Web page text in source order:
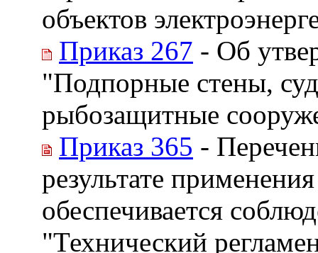
объектов
Приказ 267 - Об
"Подпорные стены,
рыбозащитные
Приказ 365 -
результате
обеспечивается
"Технический